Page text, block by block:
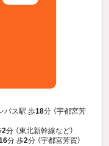
パス駅 歩18分 （宇都宮芳
2分 （東北新幹線など）
分 歩2分 （宇都宮芳賀）